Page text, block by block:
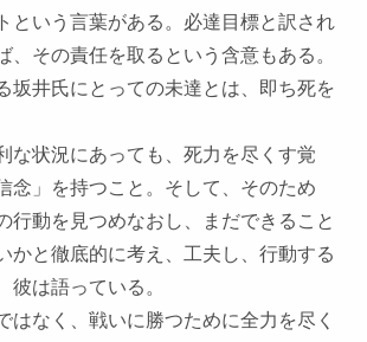
という言葉がある。必達目標と訳され
、その責任を取るという含意もある。
坂井氏にとっての未達とは、即ち死を
な状況にあっても、死力を尽くす覚
念」を持つこと。そして、そのため
行動を見つめなおし、まだできること
かと徹底的に考え、工夫し、行動する
彼は語っている。
なく、戦いに勝つために全力を尽く